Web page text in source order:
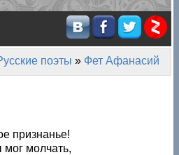
поэты » Фет Афанасий
признанье!
молчать,